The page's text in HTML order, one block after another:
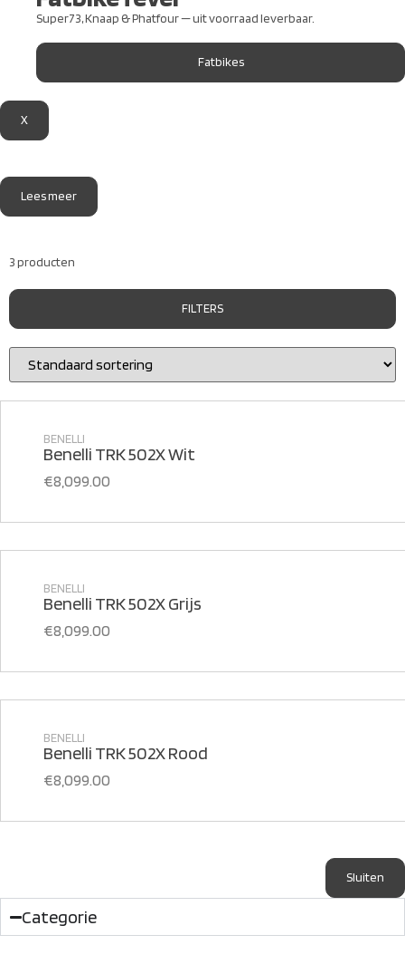
Super73, Knaap & Phatfour — uit voorraad leverbaar.
Fatbikes
X
Lees meer
3 producten
FILTERS
BENELLI
Benelli TRK 502X Wit
€8,099.00
BENELLI
Benelli TRK 502X Grijs
€8,099.00
BENELLI
Benelli TRK 502X Rood
€8,099.00
Sluiten
Categorie